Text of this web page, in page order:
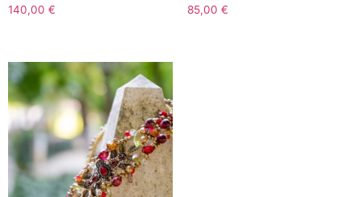
140,00 € 85,00 €